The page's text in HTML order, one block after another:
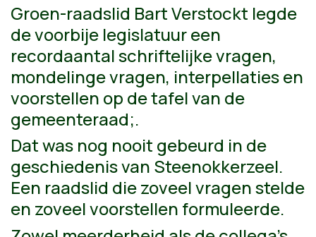
Groen-raadslid Bart Verstockt legde
de voorbije legislatuur een
recordaantal schriftelijke vragen,
mondelinge vragen, interpellaties en
voorstellen op de tafel van de
gemeenteraad;.
Dat was nog nooit gebeurd in de
geschiedenis van Steenokkerzeel.
Een raadslid die zoveel vragen stelde
en zoveel voorstellen formuleerde.